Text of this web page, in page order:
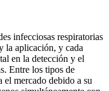
infecciosas respiratorias
la aplicación, y cada
en la detección y el
Entre los tipos de
mercado debido a su